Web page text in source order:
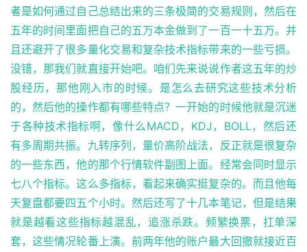
者是如何通过自己总结出来的三条极简的交易规则，然后在
五年的时间里面把自己的五万本金做到了一百一十五万。并
且还避开了很多量化交易和复杂技术指标带来的一些亏损。
没错，那我们就直接开始吧。咱们先来说说作者这五年的炒
股经历，那他刚入市的时候。是怎么去研究这些技术分析
的，然后他的操作都有哪些特点？一开始的时候他就是沉迷
于各种技术指标啊，像什么MACD，KDJ，BOLL，然后还
有多周期共振。九转序列，量价高阶战法，反正就是很复杂
的一些东西，他的那个行情软件副图上面。经常会同时显示
七八个指标。这么多指标，看起来确实挺复杂的。而且他每
天复盘都要四五个小时。然后还写了十几本笔记，但是结果
就是越看这些指标越混乱，追涨杀跌。频繁换票，扛单深
套，这些情况轮番上演。前两年他的账户最大回撤就接近百